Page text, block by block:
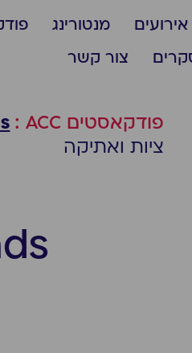
אירועים מנטורינג
צור קשר
פודקאסטים ACC :
ציות ואתיקה